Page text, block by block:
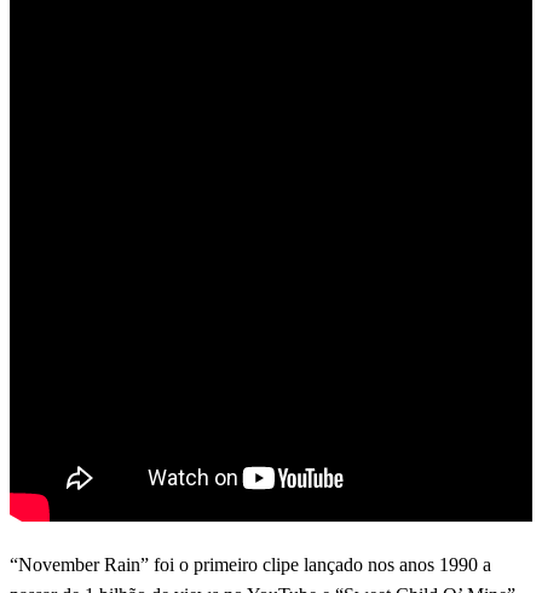
“November Rain” foi o primeiro clipe lançado nos anos 1990 a